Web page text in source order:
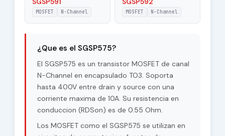
MOSFET N-Channel MOSFET N-Channel
¿Que es el SGSP575?
El SGSP575 es un transistor MOSFET de canal
N-Channel en encapsulado TO3. Soporta
hasta 400V entre drain y source con una
corriente maxima de 10A. Su resistencia en
conduccion (RDSon) es de 0.55 Ohm.
Los MOSFET como el SGSP575 se utilizan en